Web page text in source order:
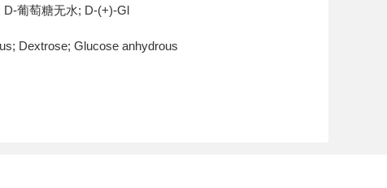
葡萄糖无水; D-(+)-Gl
Dextrose; Glucose anhydrous